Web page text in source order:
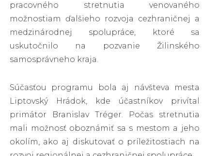
pracovného stretnutia venovaného
možnostiam ďalšieho rozvoja cezhraničnej a
medzinárodnej spolupráce, ktoré sa
uskutočnilo na pozvanie Žilinského
samosprávneho kraja.
Súčasťou programu bola aj návšteva mesta
Liptovský Hrádok, kde účastníkov privítal
primátor Branislav Tréger. Počas stretnutia
mali možnosť oboznámiť sa s mestom a jeho
okolím, ako aj diskutovať o príležitostiach na